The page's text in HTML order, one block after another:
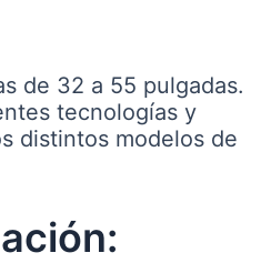
de 32 a 55 pulgadas.
tecnologías y
distintos modelos de